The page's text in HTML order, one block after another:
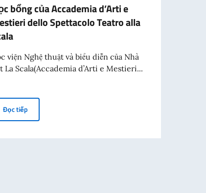
25 năm Ngày Quốc gia tưởng niệm sự hy sinh của người lao
(Casa Italia, Thứ hai ngày 13 tháng 7 năm 2026, 6:30 chiều,
bổng của Accademia d’Arti e
dello Spettacolo Teatro alla
viện Nghệ thuật và biểu diễn của Nhà
La Scala(Accademia d’Arti e Mestieri...
Đọc tiếp